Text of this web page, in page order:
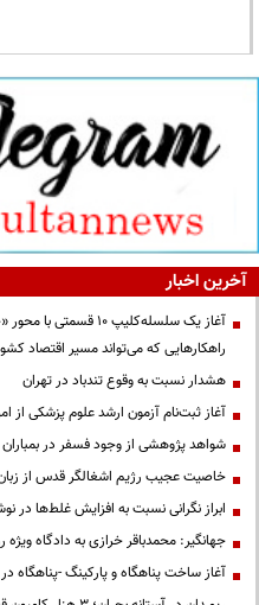
آخرین اخبار
آغاز یک سلسله‌کلیپ ۱۰
راهکارهایی که می‌تواند مسیر اقتصاد
هشدار نسبت به وقوع تندباد در تهران
آغاز ثبت‌نام آزمون ارشد علوم پزشکی از
شواهد پژوهشی از وجود فسفر در بمباران
خاصیت عجیب رژیم اشغالگر قدس از
ابراز نگرانی نسبت به افزایش غلط‌ها در
جهانگیر: محمدباقر خرازی به دادگاه
آغاز ساخت پناهگاه و پارکینگ -پناهگاه